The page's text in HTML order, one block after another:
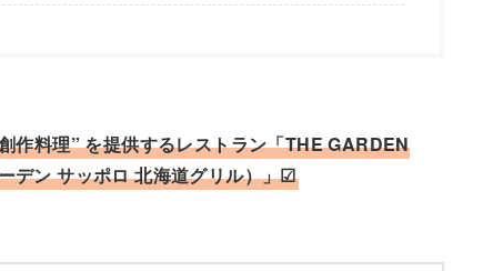
作料理” を提供するレストラン「THE GARDEN
デン サッポロ 北海道グリル）」☑